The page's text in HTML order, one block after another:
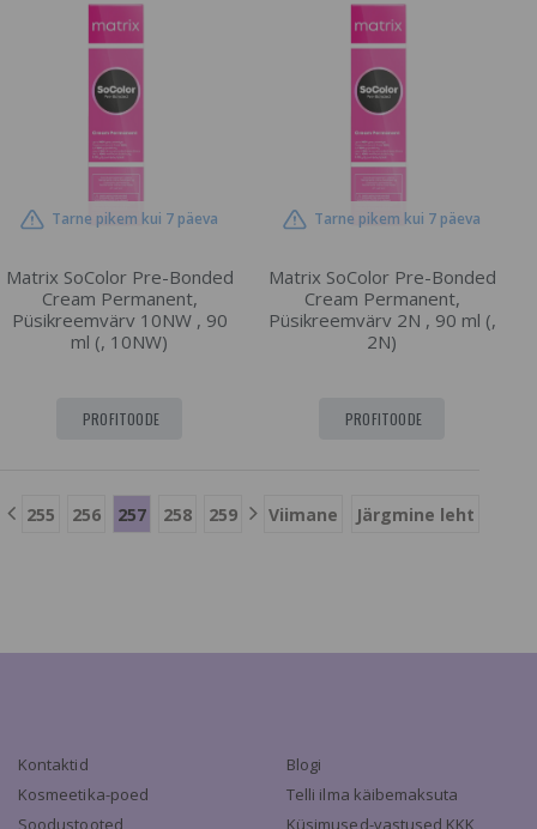
Tarne pikem kui 7 päeva
Matrix SoColor Pre-Bonded
Cream Permanent,
Püsikreemvärv 10NW , 90
ml (, 10NW)
PROFITOODE
Tarne pikem kui 7 päeva
Matrix SoColor Pre-Bonded
Cream Permanent,
Püsikreemvärv 2N , 90 ml (,
2N)
PROFITOODE
255 256 257 258 259 Viimane Järgmine leht
Kontaktid
Kosmeetika-poed
Soodustooted
Blogi
Telli ilma käibemaksuta
Küsimused-vastused KKK